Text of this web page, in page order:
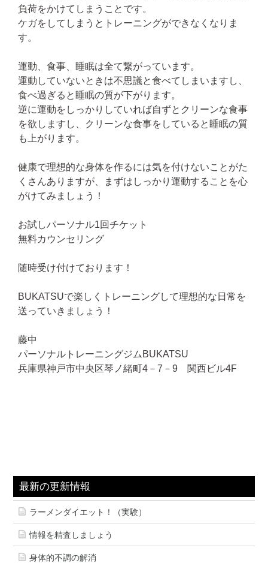
負荷をかけてしまうことです。
ケガをしてしまうとトレーニングができなくなりま
す。
運動、食事、睡眠は全て繋がっています。
運動していないときは不思議と食べてしまいますし、
食べ過ぎると睡眠の質が下がります。
逆に運動をしっかりしていれば自ずとクリーンな食事
を欲しますし、クリーンな食事をしていると睡眠の質
も上がります。
健康で理想的な身体を作るには気を付けないことがた
くさんありますが、まずはしっかり運動することを心
がけてみましょう！
お試しパーソナル1回チケット
無料カウンセリング
随時受け付けております！
BUKATSUで楽しくトレーニングして理想的な日常を
送っていきましょう！
藤中
パーソナルトレーニングジムBUKATSU
兵庫県神戸市中央区琴ノ緒町4－7－9 関西ビル4F
最新の更新情報
ラーメンダイエット！（実験）
情報を精査しましょう
身体的不調の解消